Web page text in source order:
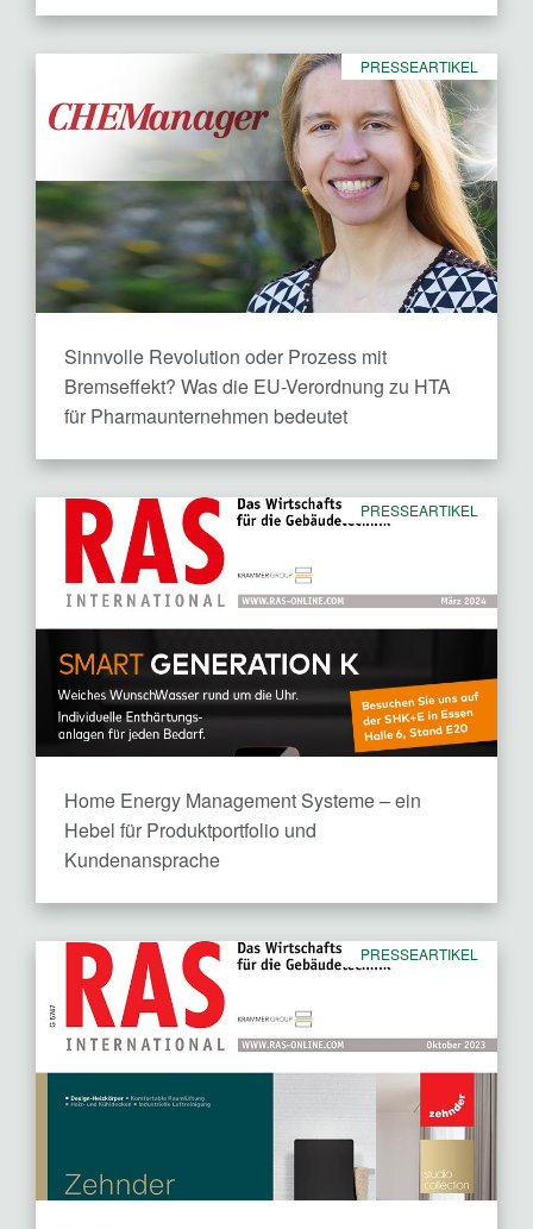
PRESSEARTIKEL
Sinnvolle Revolution oder Prozess mit
Bremseffekt? Was die EU-Verordnung zu HTA
für Pharmaunternehmen bedeutet
PRESSEARTIKEL
Home Energy Management Systeme – ein
Hebel für Produktportfolio und
Kundenansprache
PRESSEARTIKEL